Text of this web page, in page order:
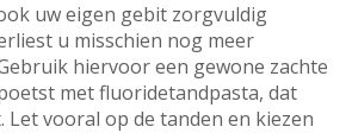
uw eigen gebit zorgvuldig
u misschien nog meer
hiervoor een gewone zachte
met fluoridetandpasta, dat
vooral op de tanden en kiezen